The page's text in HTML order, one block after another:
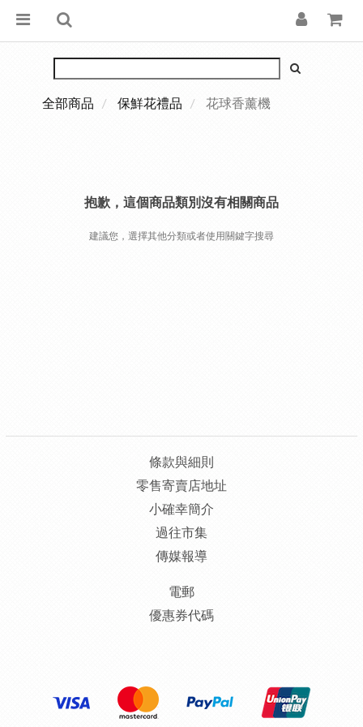
全部商品 保鮮花禮品 花球香薰機
抱歉，這個商品類別沒有相關商品
建議您，選擇其他分類或者使用關鍵字搜尋
條款與細則
零售寄賣店地址
小確幸簡介
過往市集
傳媒報導
電郵
優惠券代碼